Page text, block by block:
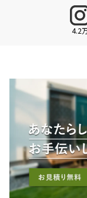
4.2